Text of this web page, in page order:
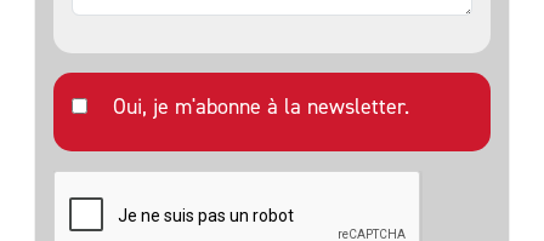
Oui, je m'abonne à la newsletter.